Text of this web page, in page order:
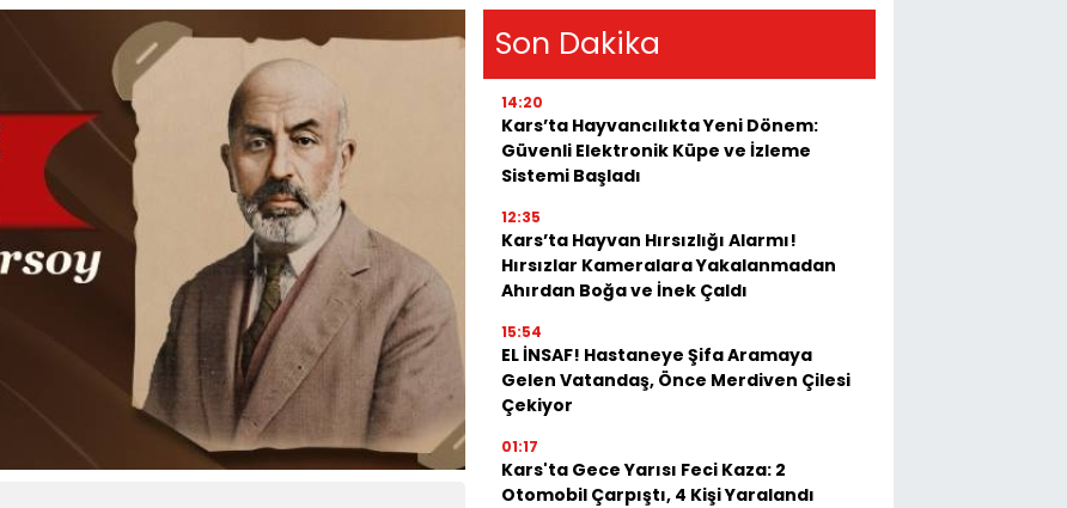
Son Dakika
14:20
Kars’ta Hayvancılıkta Yeni Dönem:
Güvenli Elektronik Küpe ve İzleme
Sistemi Başladı
12:35
Kars’ta Hayvan Hırsızlığı Alarmı!
Hırsızlar Kameralara Yakalanmadan
Ahırdan Boğa ve İnek Çaldı
15:54
EL İNSAF! Hastaneye Şifa Aramaya
Gelen Vatandaş, Önce Merdiven Çilesi
Çekiyor
01:17
Kars'ta Gece Yarısı Feci Kaza: 2
Otomobil Çarpıştı, 4 Kişi Yaralandı